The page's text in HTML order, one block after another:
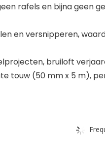
rafels en bijna geen
en versnipperen,
bruiloft
touw (50 mm x 5 m),